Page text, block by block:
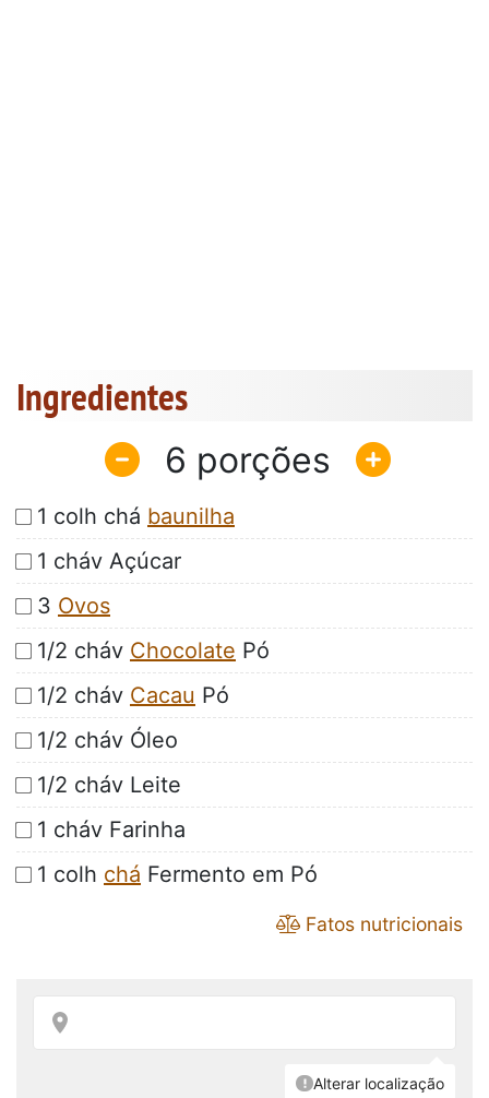
Ingredientes
6
1 colh chá baunilha
1 cháv Açúcar
3 Ovos
1/2 cháv Chocolate Pó
1/2 cháv Cacau Pó
1/2 cháv Óleo
1/2 cháv Leite
1 cháv Farinha
1 colh chá Fermento em Pó
Fatos nutricionais